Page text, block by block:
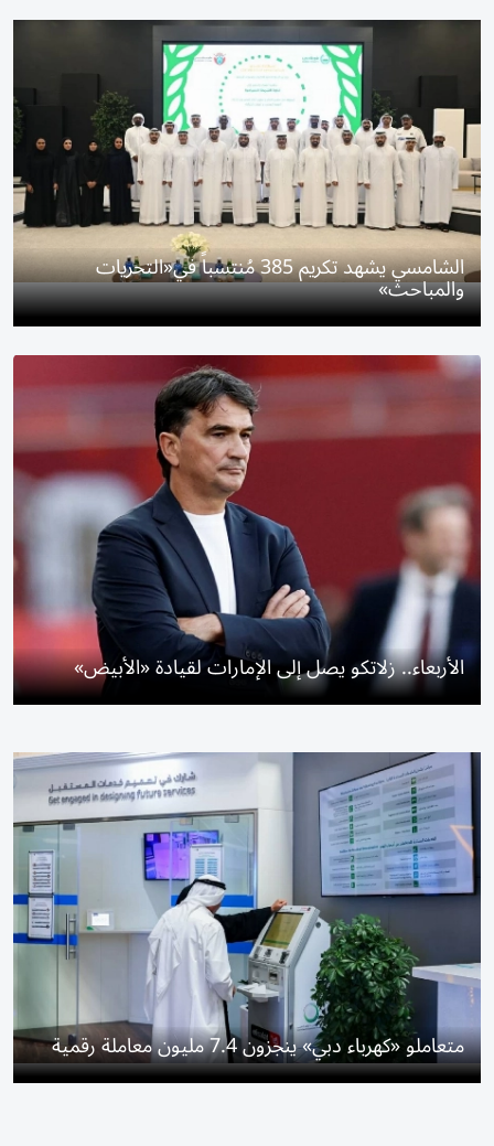
الشامسي يشهد تكريم 385 مُنتسباً في«التحريات
والمباحث»
الأربعاء.. زلاتكو يصل إلى الإمارات لقيادة «الأبيض»
متعاملو «كهرباء دبي» ينجزون 7.4 مليون معاملة رقمية